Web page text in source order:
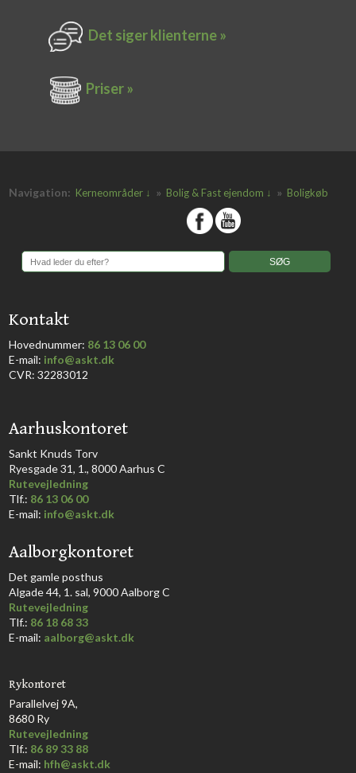
Det siger k​lienterne​ »
Priser »
Navigation: Kerneområder ↓ » Bolig & Fast ejendom ↓ » Boligkøb
​
​Kontakt
Hovednummer: 86 13 06 00
​E-mail: info@askt.dk
CVR: 32283012
​Aarhuskontoret
​Sankt Knuds Torv
Ryesgade 31, 1., 8000 Aarhus C​​​
Rutevejledning
​Tlf.: 86 13 06 00
E-mail: info@askt.dk
Aalborgkontoret
​Det gamle posthus
Algade 44, 1. sal, 9000 Aalborg C​
Rutevejledning
Tlf.: 86 18 68 33​
E-mail: aalborg@askt.dk​
Rykontoret
Parallelvej 9A,
8680 Ry
Rutevejledning
Tlf.: 86 89 33 88
E-mail: hfh@askt.dk